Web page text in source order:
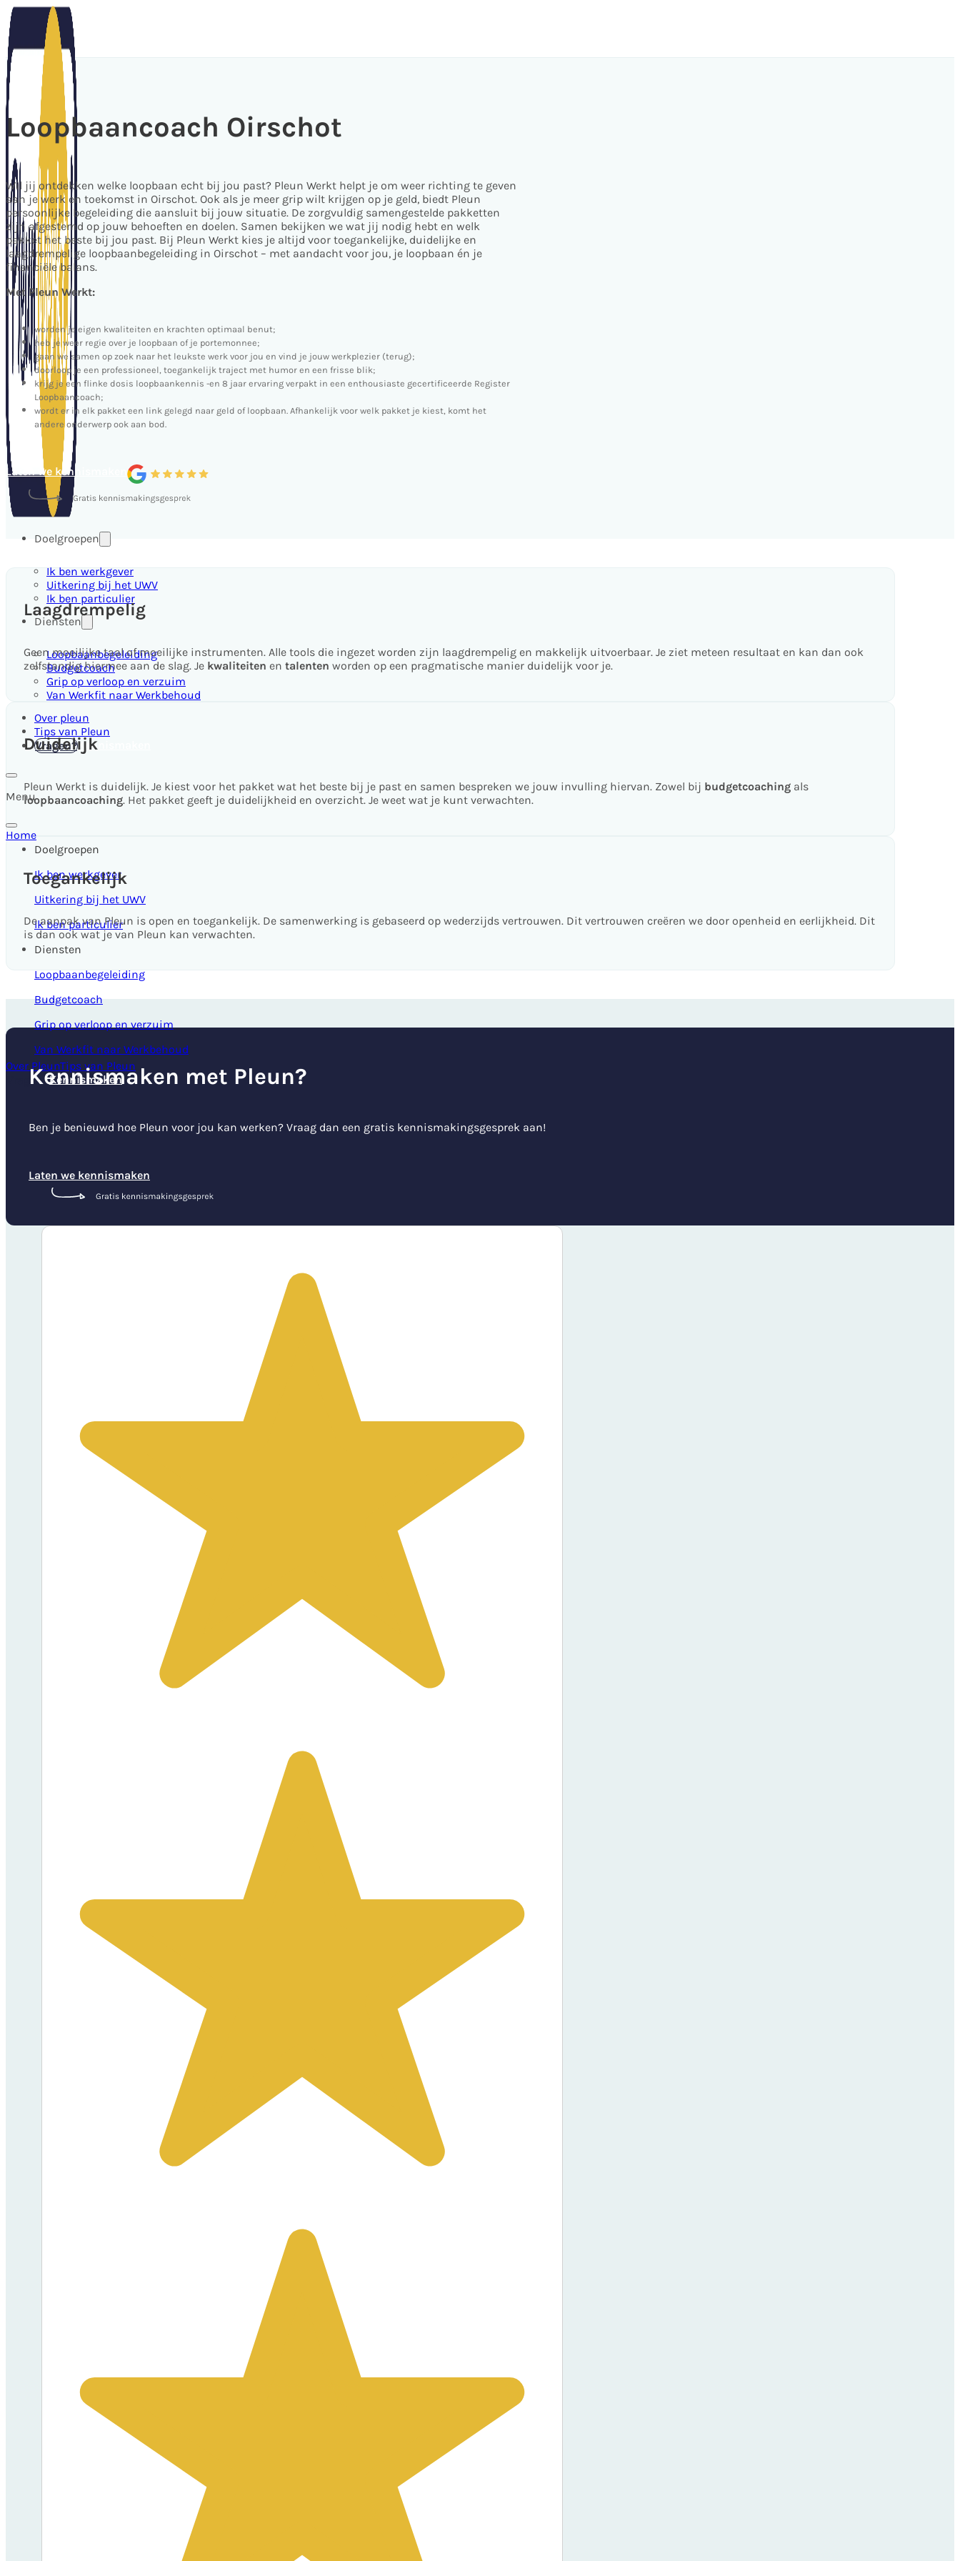
Doelgroepen
Ik ben werkgever
Uitkering bij het UWV
Ik ben particulier
Diensten
Loopbaanbegeleiding
Budgetcoach
Grip op verloop en verzuim
Van Werkfit naar Werkbehoud
Over pleun
Tips van Pleun
Vragen?Kennismaken
Menu
Home
Doelgroepen
Ik ben werkgever
Uitkering bij het UWV
Ik ben particulier
Diensten
Loopbaanbegeleiding
Budgetcoach
Grip op verloop en verzuim
Van Werkfit naar Werkbehoud
Over PleunTips van Pleun
Vragen?Kennismaken
Loopbaancoach Oirschot
Wil jij ontdekken welke loopbaan echt bij jou past? Pleun Werkt helpt je om weer richting te geven
aan je werk en toekomst in Oirschot. Ook als je meer grip wilt krijgen op je geld, biedt Pleun
persoonlijke begeleiding die aansluit bij jouw situatie. De zorgvuldig samengestelde pakketten
zijn afgestemd op jouw behoeften en doelen. Samen bekijken we wat jij nodig hebt en welk
pakket het beste bij jou past. Bij Pleun Werkt kies je altijd voor toegankelijke, duidelijke en
laagdrempelige loopbaanbegeleiding in Oirschot – met aandacht voor jou, je loopbaan én je
financiële balans.
Met Pleun Werkt:
worden je eigen kwaliteiten en krachten optimaal benut;
heb je weer regie over je loopbaan of je portemonnee;
gaan we samen op zoek naar het leukste werk voor jou en vind je jouw werkplezier (terug);
doorloop je een professioneel, toegankelijk traject met humor en een frisse blik;
krijg je een flinke dosis loopbaankennis -en 8 jaar ervaring verpakt in een enthousiaste gecertificeerde Register
Loopbaancoach;
wordt er in elk pakket een link gelegd naar geld of loopbaan. Afhankelijk voor welk pakket je kiest, komt het
andere onderwerp ook aan bod.
Laten we kennismaken
Laagdrempelig
Geen moeilijke taal of moeilijke instrumenten. Alle tools die ingezet worden zijn laagdrempelig en makkelijk uitvoerbaar. Je ziet meteen resultaat en kan dan ook
zelfstandig hiermee aan de slag. Je kwaliteiten en talenten worden op een pragmatische manier duidelijk voor je.
Duidelijk
Pleun Werkt is duidelijk. Je kiest voor het pakket wat het beste bij je past en samen bespreken we jouw invulling hiervan. Zowel bij budgetcoaching als
loopbaancoaching. Het pakket geeft je duidelijkheid en overzicht. Je weet wat je kunt verwachten.
Toegankelijk
De aanpak van Pleun is open en toegankelijk. De samenwerking is gebaseerd op wederzijds vertrouwen. Dit vertrouwen creëren we door openheid en eerlijkheid. Dit
is dan ook wat je van Pleun kan verwachten.
Kennismaken met Pleun?
Ben je benieuwd hoe Pleun voor jou kan werken? Vraag dan een gratis kennismakingsgesprek aan!
Laten we kennismaken